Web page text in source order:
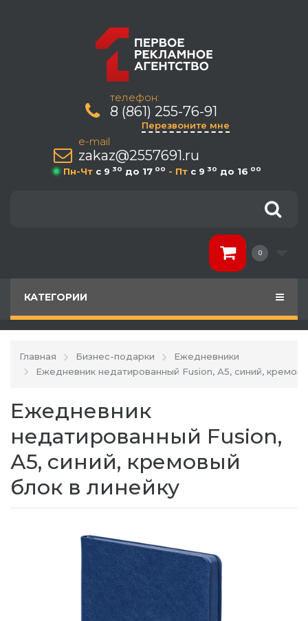
телефон:
8 (861) 255-76-91
Перезвоните мне
e-mail
zakaz@2557691.ru
Пн-Чт c 9 30 до 17 00 - Пт c 9 30 до 16 00
0
КАТЕГОРИИ
Главная Бизнес-подарки
Ежедневники
Ежедневник недатированный Fusion, А5, синий,
Ежедневник
недатированный Fusion,
А5, синий, кремовый
блок в линейку